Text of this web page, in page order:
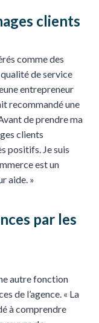
clients
comme des
de service
entrepreneur
recommandé une
de prendre ma
clients
positifs. Je suis
est un
aide. »
par les
autre fonction
de l’agence. « La
à comprendre